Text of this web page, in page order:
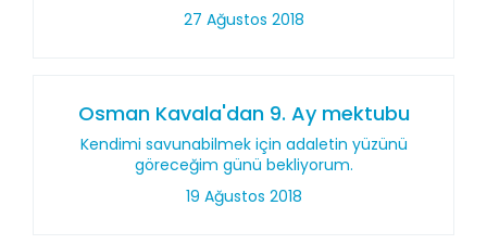
27 Ağustos 2018
Osman Kavala'dan 9. Ay mektubu
Kendimi savunabilmek için adaletin yüzünü
göreceğim günü bekliyorum.
19 Ağustos 2018